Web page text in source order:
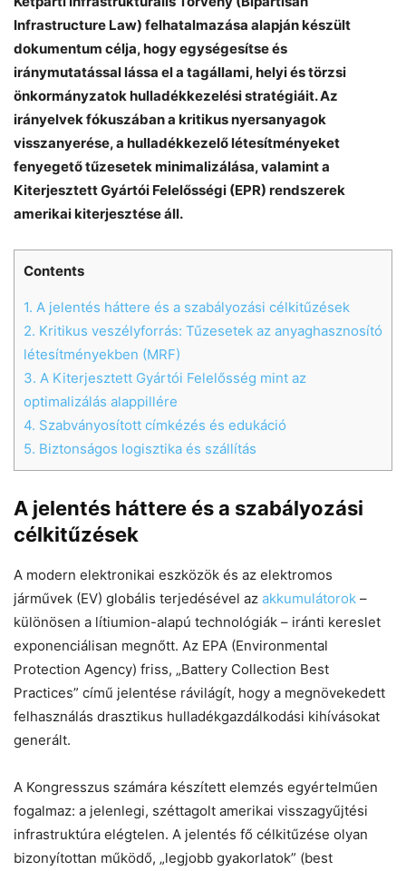
Infrastructure Law) felhatalmazása alapján készült
dokumentum célja, hogy egységesítse és
iránymutatással lássa el a tagállami, helyi és törzsi
önkormányzatok hulladékkezelési stratégiáit. Az
irányelvek fókuszában a kritikus nyersanyagok
visszanyerése, a hulladékkezelő létesítményeket
fenyegető tűzesetek minimalizálása, valamint a
Kiterjesztett Gyártói Felelősségi (EPR) rendszerek
amerikai kiterjesztése áll.
Contents
1. A jelentés háttere és a szabályozási célkitűzések
2. Kritikus veszélyforrás: Tűzesetek az anyaghasznosító
létesítményekben (MRF)
3. A Kiterjesztett Gyártói Felelősség mint az
optimalizálás alappillére
4. Szabványosított címkézés és edukáció
5. Biztonságos logisztika és szállítás
A jelentés háttere és a szabályozási
célkitűzések
A modern elektronikai eszközök és az elektromos
járművek (EV) globális terjedésével az akkumulátorok –
különösen a lítiumion-alapú technológiák – iránti kereslet
exponenciálisan megnőtt. Az EPA (Environmental
Protection Agency) friss, „Battery Collection Best
Practices” című jelentése rávilágít, hogy a megnövekedett
felhasználás drasztikus hulladékgazdálkodási kihívásokat
generált.
A Kongresszus számára készített elemzés egyértelműen
fogalmaz: a jelenlegi, széttagolt amerikai visszagyűjtési
infrastruktúra elégtelen. A jelentés fő célkitűzése olyan
bizonyítottan működő, „legjobb gyakorlatok” (best
Chat Mr wAIste Close
Helló! Miben segíthetek ma?